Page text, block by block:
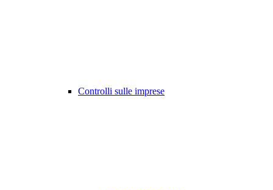
Controlli sulle imprese